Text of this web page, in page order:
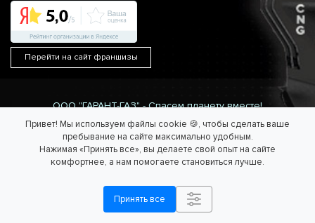
Привет! Мы используем файлы cookie 🍪, чтобы сделать ваше
пребывание на сайте максимально удобным.
Нажимая «Принять все», вы делаете свой опыт на сайте
комфортнее, а нам помогаете становиться лучше.
Принять все
Перейти на сайт франшизы
ООО "ГАРАНТ-ГАЗ" - Спасем планету вместе!
Информация на сайте не является публичной офертой.
Согласие на обработку персональных данных /Политика
обработки персональных данных.